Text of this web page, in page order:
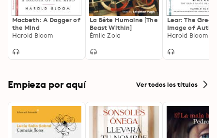
Macbeth: A Dagger of
the Mind
Harold Bloom
La Bête Humaine [The
Beast Within]
Émile Zola
Lear: The Great
Image of
Harold Bloom
Empieza por aquí Ver todos los títulos